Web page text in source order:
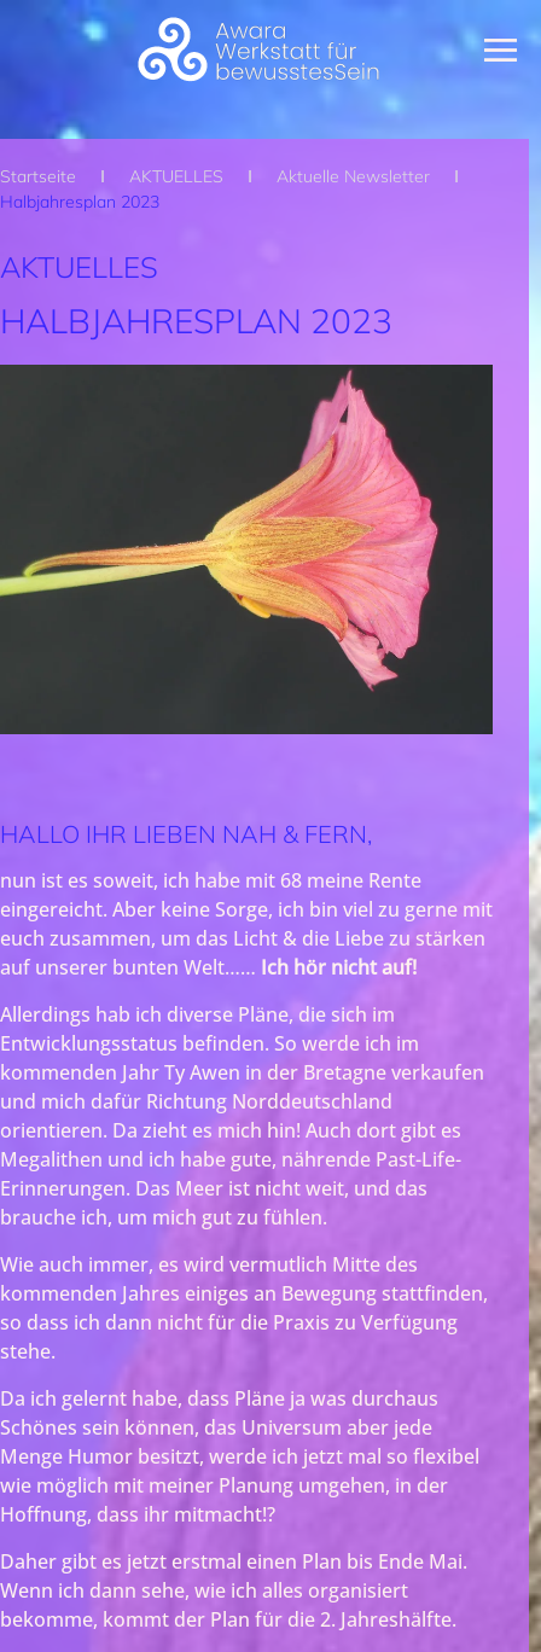
Zum Hauptinhalt springen
Startseite AKTUELLES
Aktuelle Newsletter
Halbjahresplan 2023
AKTUELLES
HALBJAHRESPLAN 2023
HALLO IHR LIEBEN NAH & FERN,
nun ist es soweit, ich habe mit 68 meine Rente
eingereicht. Aber keine Sorge, ich bin viel zu gerne mit
euch zusammen, um das Licht & die Liebe zu stärken
auf unserer bunten Welt…… Ich hör nicht auf!
Allerdings hab ich diverse Pläne, die sich im
Entwicklungsstatus befinden. So werde ich im
kommenden Jahr Ty Awen in der Bretagne verkaufen
und mich dafür Richtung Norddeutschland
orientieren. Da zieht es mich hin! Auch dort gibt es
Megalithen und ich habe gute, nährende Past-Life-
Erinnerungen. Das Meer ist nicht weit, und das
brauche ich, um mich gut zu fühlen.
Wie auch immer, es wird vermutlich Mitte des
kommenden Jahres einiges an Bewegung stattfinden,
so dass ich dann nicht für die Praxis zu Verfügung
stehe.
Da ich gelernt habe, dass Pläne ja was durchaus
Schönes sein können, das Universum aber jede
Menge Humor besitzt, werde ich jetzt mal so flexibel
wie möglich mit meiner Planung umgehen, in der
Hoffnung, dass ihr mitmacht!?
Daher gibt es jetzt erstmal einen Plan bis Ende Mai.
Wenn ich dann sehe, wie ich alles organisiert
bekomme, kommt der Plan für die 2. Jahreshälfte.